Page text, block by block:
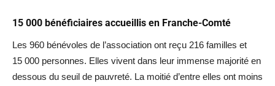
15 000 bénéficiaires accueillis en Franche-Comté
Les 960 bénévoles de l’association ont reçu 216 familles et
15 000 personnes. Elles vivent dans leur immense majorité en
dessous du seuil de pauvreté. La moitié d’entre elles ont moins